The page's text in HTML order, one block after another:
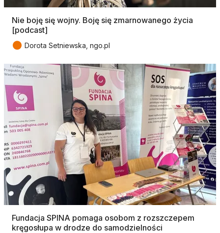
Nie boję się wojny. Boję się zmarnowanego życia
[podcast]
● Dorota Setniewska, ngo.pl
Fundacja SPINA pomaga osobom z rozszczepem
kręgosłupa w drodze do samodzielności